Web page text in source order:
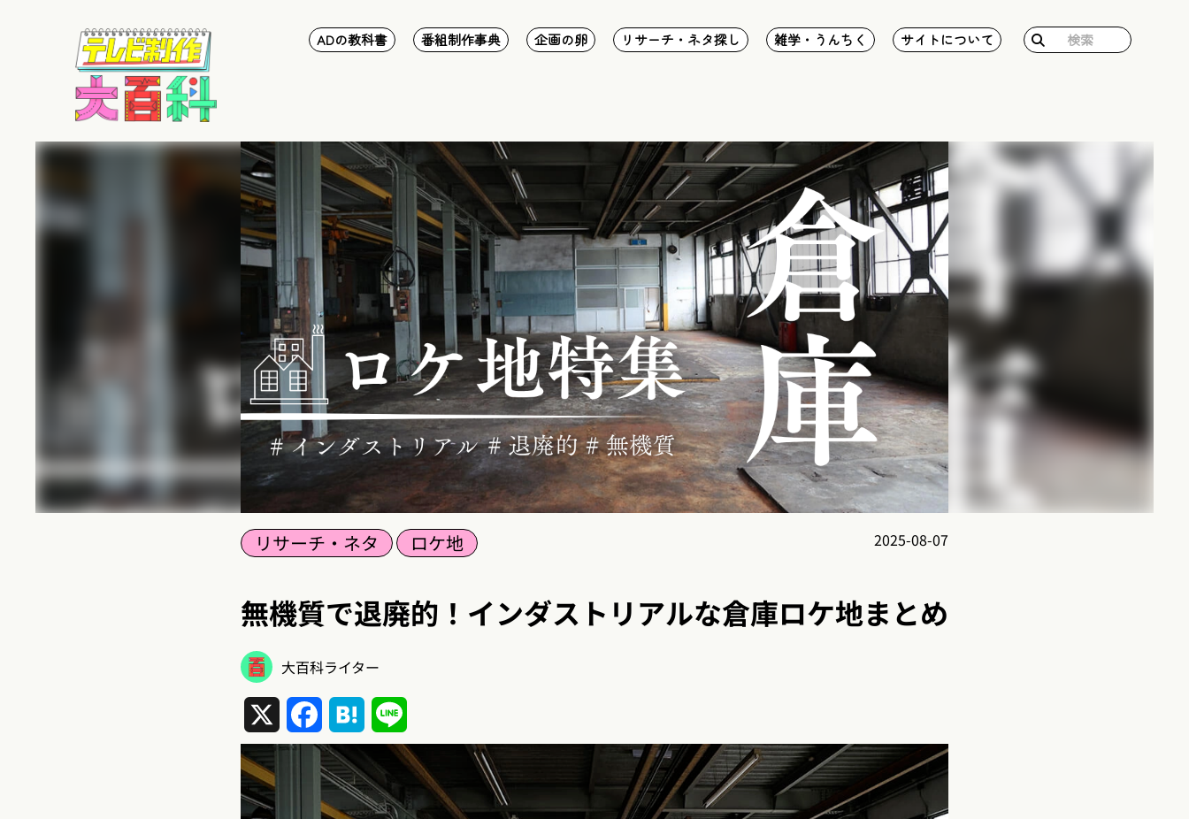
ADの教科書 番組制作事典 企画の卵 リサーチ・ネタ探し 雑学・うんちく サイトについて
索:
リサーチ・ネタ ロケ地 2025-08-07
無機質で退廃的！インダストリアルな倉庫ロケ地まとめ
大百科ライター
FacebookHatena